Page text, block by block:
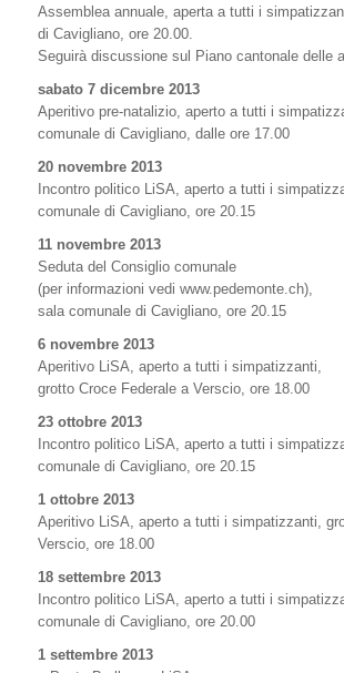
Assemblea annuale, aperta a tutti i
di Cavigliano, ore 20.00.
Seguirà discussione sul Piano cantonale delle
sabato 7 dicembre 2013
Aperitivo pre-natalizio, aperto a tutti i
comunale di Cavigliano, dalle ore 17.00
20 novembre 2013
Incontro politico LiSA, aperto a tutti i
comunale di Cavigliano, ore 20.15
11 novembre 2013
Seduta del Consiglio comunale
(per informazioni vedi www.pedemonte.ch),
sala comunale di Cavigliano, ore 20.15
6 novembre 2013
Aperitivo LiSA, aperto a tutti i simpatizzanti,
grotto Croce Federale a Verscio, ore 18.00
23 ottobre 2013
Incontro politico LiSA, aperto a tutti i
comunale di Cavigliano, ore 20.15
1 ottobre 2013
Aperitivo LiSA, aperto a tutti i simpatizzanti,
Verscio, ore 18.00
18 settembre 2013
Incontro politico LiSA, aperto a tutti i
comunale di Cavigliano, ore 20.00
1 settembre 2013